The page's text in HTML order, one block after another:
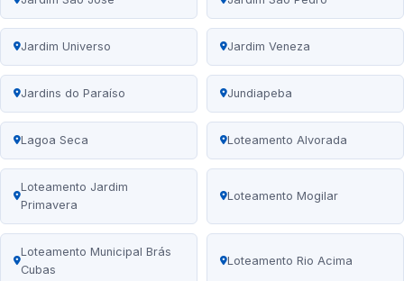
Jardim Universo Jardim Veneza
Jardins do Paraíso Jundiapeba
Lagoa Seca Loteamento Alvorada
Loteamento Jardim
Primavera
Loteamento Mogilar
Loteamento Municipal Brás
Cubas
Loteamento Rio Acima